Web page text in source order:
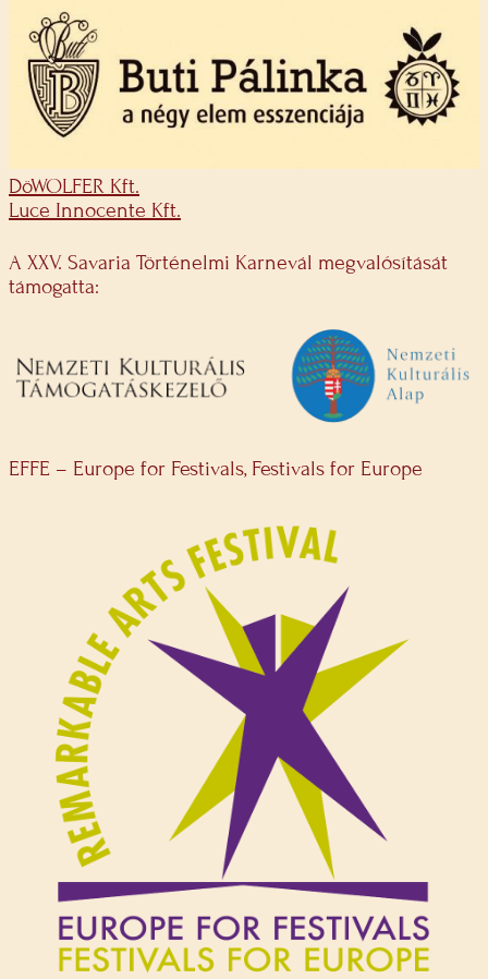
DöWOLFER Kft.
Luce Innocente Kft.
A XXV. Savaria Történelmi Karnevál megvalósítását
támogatta:
EFFE – Europe for Festivals, Festivals for Europe